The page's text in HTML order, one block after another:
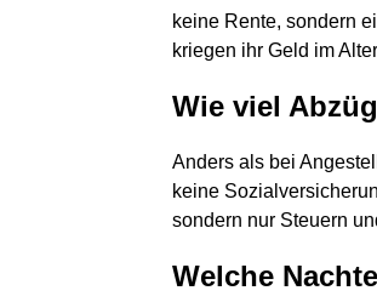
keine Rente, sondern
kriegen ihr Geld im
Wie viel
Anders als bei
keine
sondern nur Steuern
Welche